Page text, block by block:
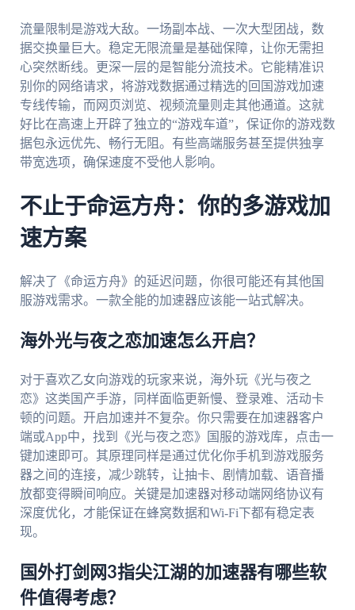
流量限制是游戏大敌。一场副本战、一次大型团战，数
据交换量巨大。稳定无限流量是基础保障，让你无需担
心突然断线。更深一层的是智能分流技术。它能精准识
别你的网络请求，将游戏数据通过精选的回国游戏加速
专线传输，而网页浏览、视频流量则走其他通道。这就
好比在高速上开辟了独立的“游戏车道”，保证你的游戏数
据包永远优先、畅行无阻。有些高端服务甚至提供独享
带宽选项，确保速度不受他人影响。
不止于命运方舟：你的多游戏加
速方案
解决了《命运方舟》的延迟问题，你很可能还有其他国
服游戏需求。一款全能的加速器应该能一站式解决。
海外光与夜之恋加速怎么开启？
对于喜欢乙女向游戏的玩家来说，海外玩《光与夜之
恋》这类国产手游，同样面临更新慢、登录难、活动卡
顿的问题。开启加速并不复杂。你只需要在加速器客户
端或App中，找到《光与夜之恋》国服的游戏库，点击一
键加速即可。其原理同样是通过优化你手机到游戏服务
器之间的连接，减少跳转，让抽卡、剧情加载、语音播
放都变得瞬间响应。关键是加速器对移动端网络协议有
深度优化，才能保证在蜂窝数据和Wi-Fi下都有稳定表
现。
国外打剑网3指尖江湖的加速器有哪些软
件值得考虑？